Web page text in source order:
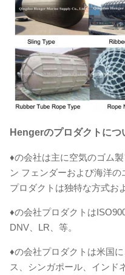
Hengerのプロダクトにつ
♦の会社は主に空気のゴム
ン フェンダーおよび海洋の
プロダクトは独特な方式お
♦の会社プロダクトは
DNV、LR、等。
♦の会社プロダクトは米国
ス、シンガポール、インド